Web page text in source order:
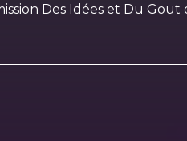
Des Idées et Du Gout